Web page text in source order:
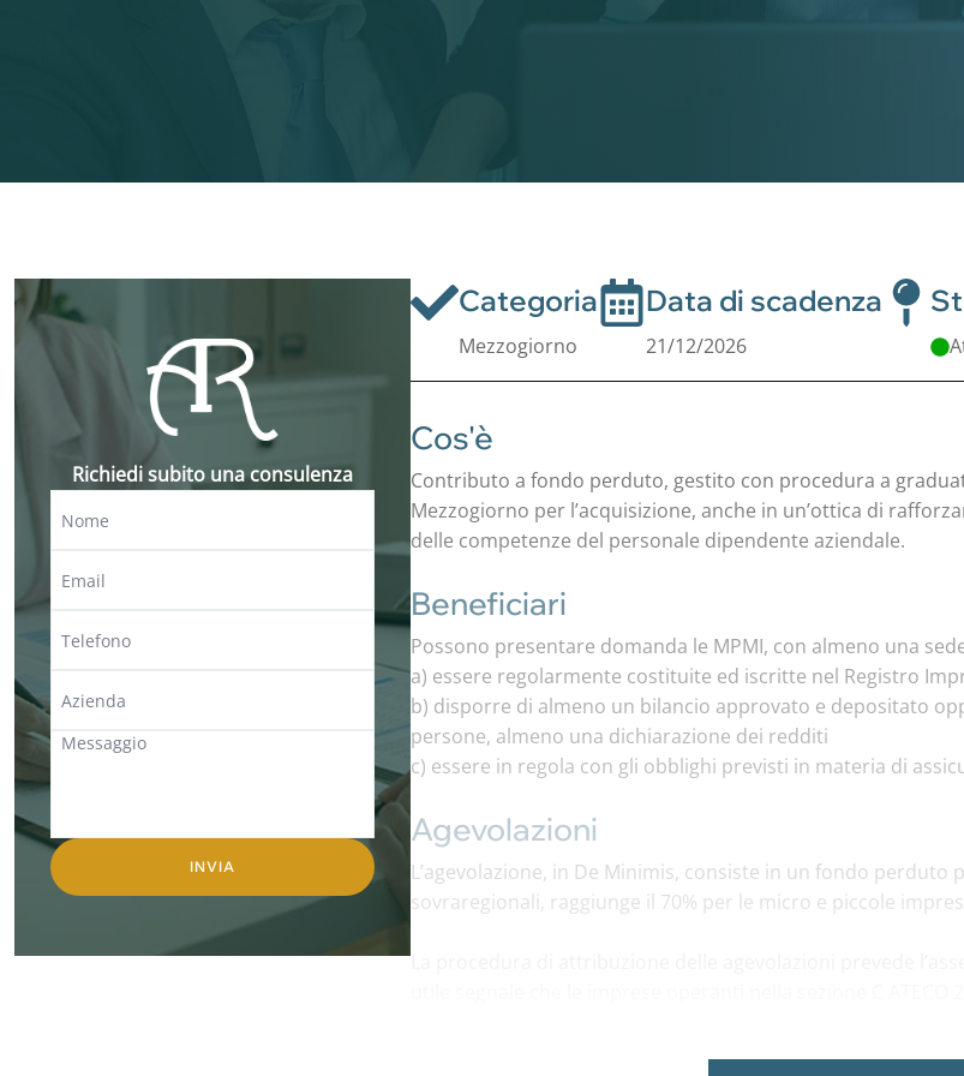
Categoria
Mezzogiorno
Data di scadenza
21/12/2026
Cos'è
Contributo a fondo perduto, gestito con procedura a
Mezzogiorno per l’acquisizione, anche in un’ottica di
delle competenze del personale dipendente aziendale.
Beneficiari
Possono presentare domanda le MPMI, con almeno una
a) essere regolarmente costituite ed iscritte nel Registro
b) disporre di almeno un bilancio approvato e depositato
persone, almeno una dichiarazione dei redditi
c) essere in regola con gli obblighi previsti in materia di
Agevolazioni
L’agevolazione, in De Minimis, consiste in un fondo
sovraregionali, raggiunge il 70% per le micro e piccole
Richiedi subito una consulenza